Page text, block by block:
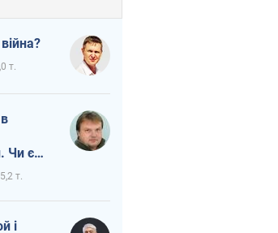
т.
Чи є
5,2 т.
і